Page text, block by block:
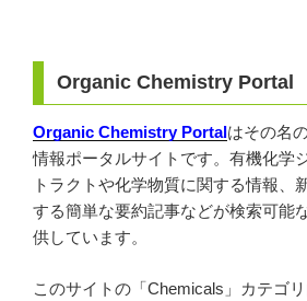
Organic Chemistry Portal
Organic Chemistry Portalはその名
情報ポータルサイトです。有機化学
トラクトや化学物質に関する情報、
する簡単な要約記事などが検索可能
供しています。
このサイトの「Chemicals」カテゴリ